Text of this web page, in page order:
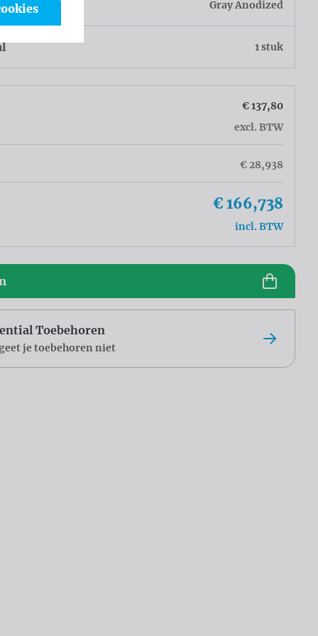
Gray Anodized
1 stuk
€ 137,80
excl. BTW
€ 28,938
€ 166,738
incl. BTW
Toebehoren
je toebehoren niet